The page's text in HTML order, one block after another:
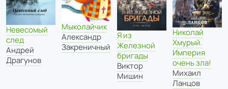
Невесомый
след
Андрей
Драгунов
Мыколайчик
Александр
Закреничный
Я из
Железной
бригады
Виктор
Мишин
Николай
Хмурый.
Империя
очень зла!
Михаил
Ланцов